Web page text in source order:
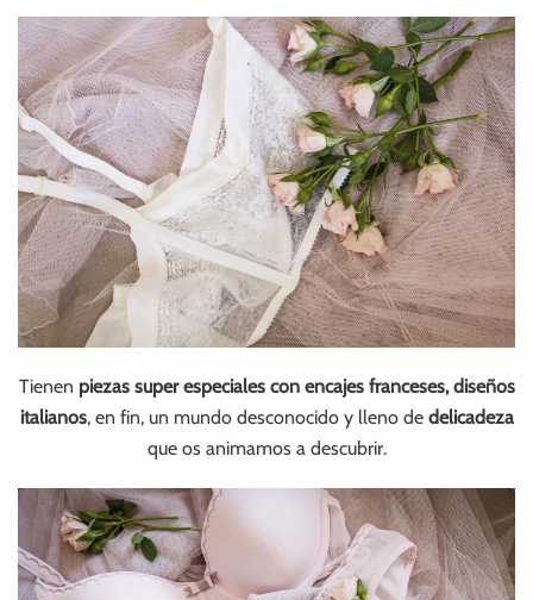
Tienen piezas super especiales con encajes franceses, diseños
italianos, en fin, un mundo desconocido y lleno de delicadeza
que os animamos a descubrir.